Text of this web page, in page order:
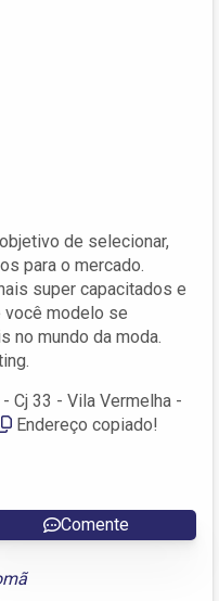
de selecionar,
para o mercado.
super capacitados e
modelo se
no mundo da moda.
Cj 33 - Vila Vermelha -
Endereço copiado!
Comente